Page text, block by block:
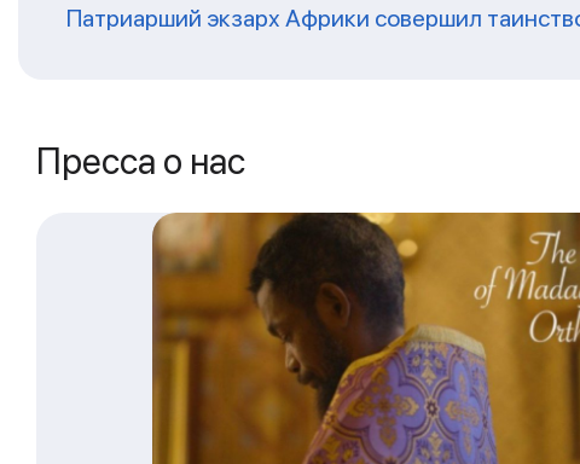
Патриарший экзарх Африки совершил
Пресса о нас